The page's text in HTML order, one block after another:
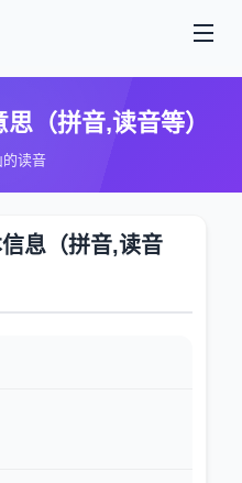
（拼音,读音等）
读音
信息（拼音,读音